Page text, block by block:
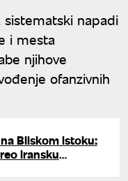
sistematski napadi
i mesta
njihove
ofanzivnih
Bliskom istoku:
iransku